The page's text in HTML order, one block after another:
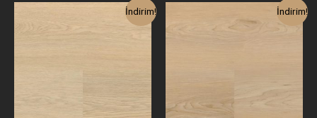
İndirim!
2.650,00₺.
Şu
andaki
İndirim!
Şu
andaki